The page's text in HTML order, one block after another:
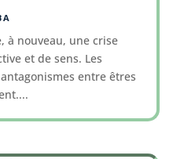
à nouveau, une crise
et de sens. Les
entre êtres